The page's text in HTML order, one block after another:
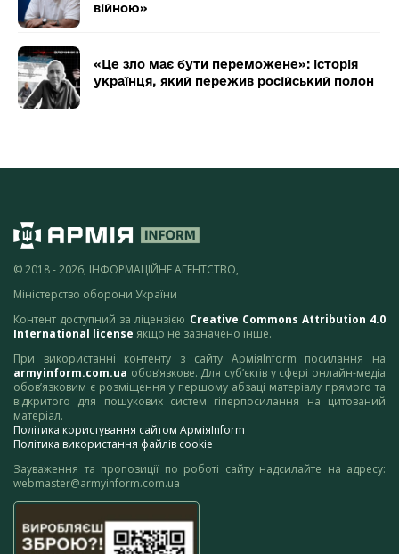
війною»
«Це зло має бути переможене»: історія
українця, який пережив російський полон
© 2018 - 2026, ІНФОРМАЦІЙНЕ АГЕНТСТВО,
Міністерство оборони України
Контент доступний за ліцензією Creative Commons Attribution 4.0
International license якщо не зазначено інше.
При використанні контенту з сайту АрміяInform посилання на
armyinform.com.ua обов’язкове. Для суб’єктів у сфері онлайн-медіа
обов’язковим є розміщення у першому абзаці матеріалу прямого та
відкритого для пошукових систем гіперпосилання на цитований
матеріал.
Політика користування сайтом АрміяInform
Політика використання файлів cookie
Зауваження та пропозиції по роботі сайту надсилайте на адресу:
webmaster@armyinform.com.ua